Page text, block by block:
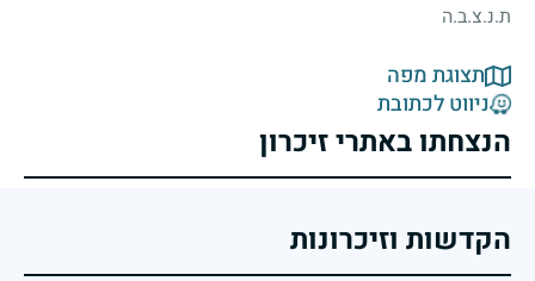
ת.נ.צ.ב.ה
תצוגת מפה
ניווט לכתובת
הנצחתו באתרי זיכרון
הקדשות וזיכרונות